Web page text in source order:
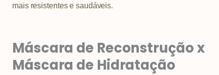
mais resistentes e saudáveis.
Máscara de Reconstrução x
Máscara de Hidratação